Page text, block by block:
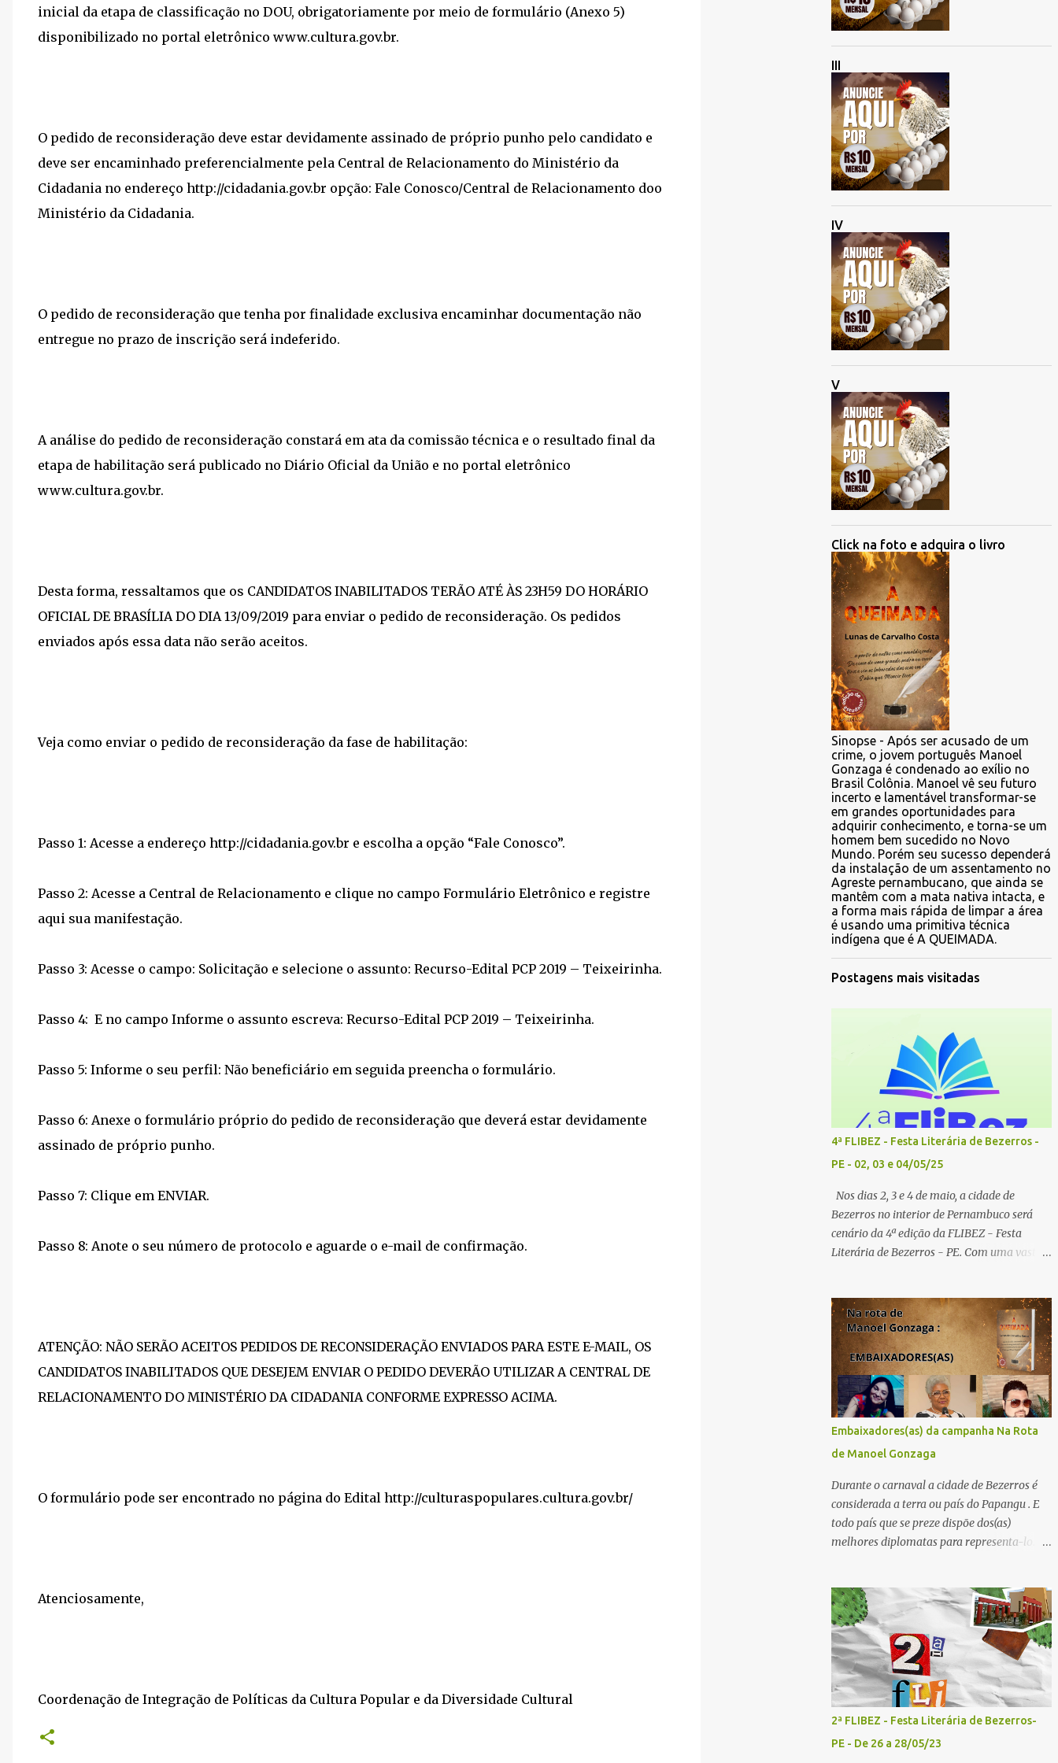
inicial da etapa de classificação no DOU, obrigatoriamente por meio de formulário (Anexo 5)
disponibilizado no portal eletrônico www.cultura.gov.br.
O pedido de reconsideração deve estar devidamente assinado de próprio punho pelo candidato e
deve ser encaminhado preferencialmente pela Central de Relacionamento do Ministério da
Cidadania no endereço http://cidadania.gov.br opção: Fale Conosco/Central de Relacionamento doo
Ministério da Cidadania.
O pedido de reconsideração que tenha por finalidade exclusiva encaminhar documentação não
entregue no prazo de inscrição será indeferido.
A análise do pedido de reconsideração constará em ata da comissão técnica e o resultado final da
etapa de habilitação será publicado no Diário Oficial da União e no portal eletrônico
www.cultura.gov.br.
Desta forma, ressaltamos que os CANDIDATOS INABILITADOS TERÃO ATÉ ÀS 23H59 DO HORÁRIO
OFICIAL DE BRASÍLIA DO DIA 13/09/2019 para enviar o pedido de reconsideração. Os pedidos
enviados após essa data não serão aceitos.
Veja como enviar o pedido de reconsideração da fase de habilitação:
Passo 1: Acesse a endereço http://cidadania.gov.br e escolha a opção “Fale Conosco”.
Passo 2: Acesse a Central de Relacionamento e clique no campo Formulário Eletrônico e registre
aqui sua manifestação.
Passo 3: Acesse o campo: Solicitação e selecione o assunto: Recurso-Edital PCP 2019 – Teixeirinha.
Passo 4: E no campo Informe o assunto escreva: Recurso-Edital PCP 2019 – Teixeirinha.
Passo 5: Informe o seu perfil: Não beneficiário em seguida preencha o formulário.
Passo 6: Anexe o formulário próprio do pedido de reconsideração que deverá estar devidamente
assinado de próprio punho.
Passo 7: Clique em ENVIAR.
Passo 8: Anote o seu número de protocolo e aguarde o e-mail de confirmação.
ATENÇÃO: NÃO SERÃO ACEITOS PEDIDOS DE RECONSIDERAÇÃO ENVIADOS PARA ESTE E-MAIL, OS
CANDIDATOS INABILITADOS QUE DESEJEM ENVIAR O PEDIDO DEVERÃO UTILIZAR A CENTRAL DE
RELACIONAMENTO DO MINISTÉRIO DA CIDADANIA CONFORME EXPRESSO ACIMA.
O formulário pode ser encontrado no página do Edital http://culturaspopulares.cultura.gov.br/
Atenciosamente,
Coordenação de Integração de Políticas da Cultura Popular e da Diversidade Cultural
III
IV
V
Click na foto e adquira o livro
Sinopse - Após ser acusado de um
crime, o jovem português Manoel
Gonzaga é condenado ao exílio no
Brasil Colônia. Manoel vê seu futuro
incerto e lamentável transformar-se
em grandes oportunidades para
adquirir conhecimento, e torna-se um
homem bem sucedido no Novo
Mundo. Porém seu sucesso dependerá
da instalação de um assentamento no
Agreste pernambucano, que ainda se
mantêm com a mata nativa intacta, e
a forma mais rápida de limpar a área
é usando uma primitiva técnica
indígena que é A QUEIMADA.
Postagens mais visitadas
4ª FLIBEZ - Festa Literária de Bezerros -
PE - 02, 03 e 04/05/25
Nos dias 2, 3 e 4 de maio, a cidade de
Bezerros no interior de Pernambuco será
cenário da 4ª edição da FLIBEZ - Festa
Literária de Bezerros - PE. Com uma vasta
saraus poéticos, atividades recreativas e
culturais. Tema: Em tudo há poesia
Homenageados: Escritor Dr. Alex Brito e
Poeta Severino Pedro PAINÉIS LITERÁRIOS:
1º painel- 02/05/25 - 9h: Tema: Em Tudo
Há Poesia - Mediador: Severino Pedro e
convidados - Acesse aqui para se inscrever
2º painel- 02/05/25 - 10h30: Tema: Saúde
Mental e Poesia - Mediador: Pierre Pessôa
Convidados: Cristina Silva e Diogo Pessôa -
Acesse aqui para se inscrever 3º painel-
02/05/25 - 14h30: Tema: A poesia que
Encanta e Conta Histórias - Mediador:
4º painel- 02/05/25 - 16h: Tema: Dizeres
Poéticos - Mediador: Pedro...
Embaixadores(as) da campanha Na Rota
de Manoel Gonzaga
Durante o carnaval a cidade de Bezerros é
considerada a terra ou país do Papangu . E
todo país que se preze dispõe dos(as)
melhores diplomatas para representa-lo.
município onde a campanha NA ROTA DE
MANOEL GONZAGA vai passar doando os
livros A QUEIMADA do escritor Lunas Costa
nas escolas públicas e particulares, e
também nas salas de leitura e bibliotecas
comunitárias. Essas pessoas serão
EMBAIXADORES e EMBAIXADORAS da
Se você mora em um dos municípios que faz
2ª FLIBEZ - Festa Literária de Bezerros-
PE - De 26 a 28/05/23